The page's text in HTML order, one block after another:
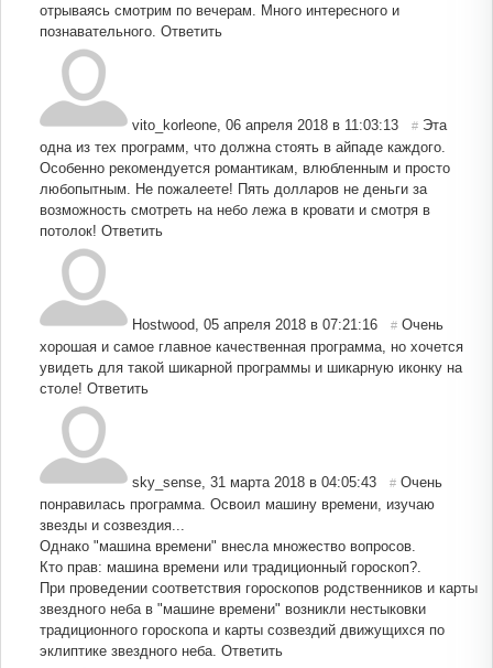
отрываясь смотрим по вечерам. Много интересного и
познавательного. Ответить
vito_korleone, 06 апреля 2018 в 11:03:13 # Эта
одна из тех программ, что должна стоять в айпаде каждого.
Особенно рекомендуется романтикам, влюбленным и просто
любопытным. Не пожалеете! Пять долларов не деньги за
возможность смотреть на небо лежа в кровати и смотря в
потолок! Ответить
Hostwood, 05 апреля 2018 в 07:21:16 # Очень
хорошая и самое главное качественная программа, но хочется
увидеть для такой шикарной программы и шикарную иконку на
столе! Ответить
sky_sense, 31 марта 2018 в 04:05:43 # Очень
понравилась программа. Освоил машину времени, изучаю
звезды и созвездия...
Однако "машина времени" внесла множество вопросов.
Кто прав: машина времени или традиционный гороскоп?.
При проведении соответствия гороскопов родственников и карты
звездного неба в "машине времени" возникли нестыковки
традиционного гороскопа и карты созвездий движущихся по
эклиптике звездного неба. Ответить